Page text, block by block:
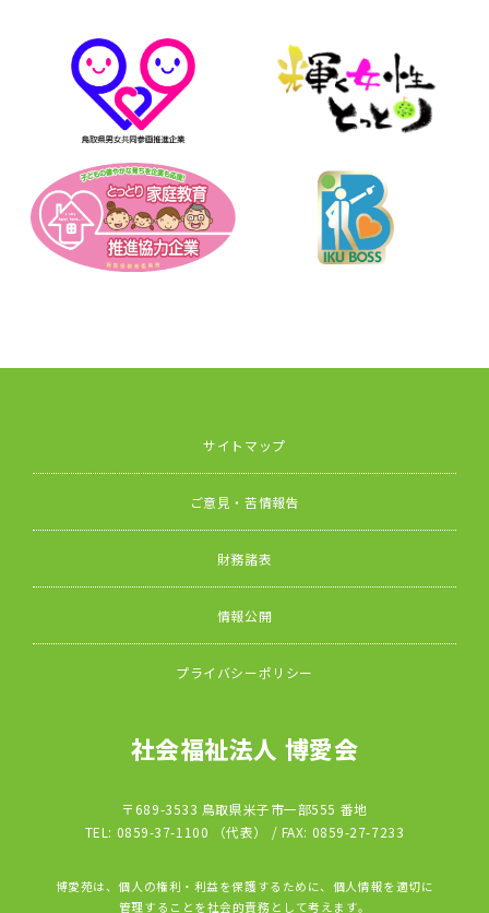
サイトマップ
ご意見・苦情報告
財務諸表
情報公開
プライバシーポリシー
社会福祉法人 博愛会
〒689-3533 鳥取県米子市一部555 番地
TEL: 0859-37-1100 （代表） / FAX: 0859-27-7233
博愛苑は、個人の権利・利益を保護するために、個人情報を適切に
管理することを社会的責務として考えます。